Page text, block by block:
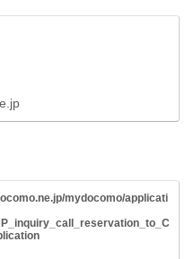
mydocomo/applicati